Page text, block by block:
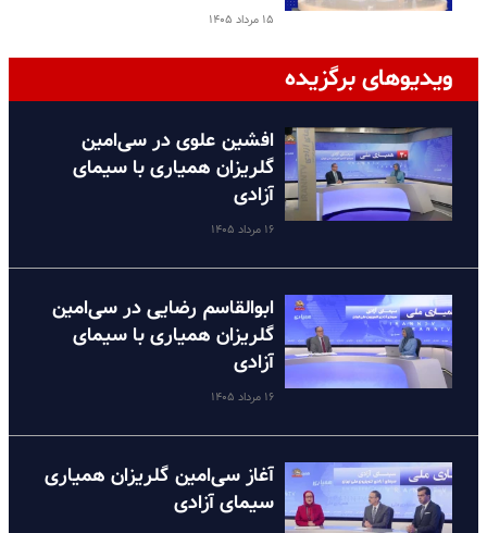
۱۵ مرداد ۱۴۰۵
ویدیوهای برگزیده
افشین علوی در سی‌امین
گلریزان همیاری با سیمای
آزادی
۱۶ مرداد ۱۴۰۵
ابوالقاسم رضایی در سی‌امین
گلریزان همیاری با سیمای
آزادی
۱۶ مرداد ۱۴۰۵
آغاز سی‌امین گلریزان همیاری
سیمای آزادی